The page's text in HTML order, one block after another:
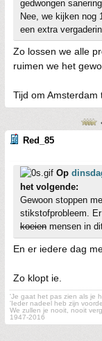
gedwongen
Nee, we kijken nog
een extra
Zo lossen we alle
ruimen we het
Tijd om Amsterdam
Red_85
Op
het volgende:
Gewoon stoppen
stikstofprobleem.
koeien mensen in
En er iedere dag
Zo klopt ie.
'Je gaat het pas zien als je
'Ieder nadeel heb zijn
We zullen je nooit, nooit
1947-2016